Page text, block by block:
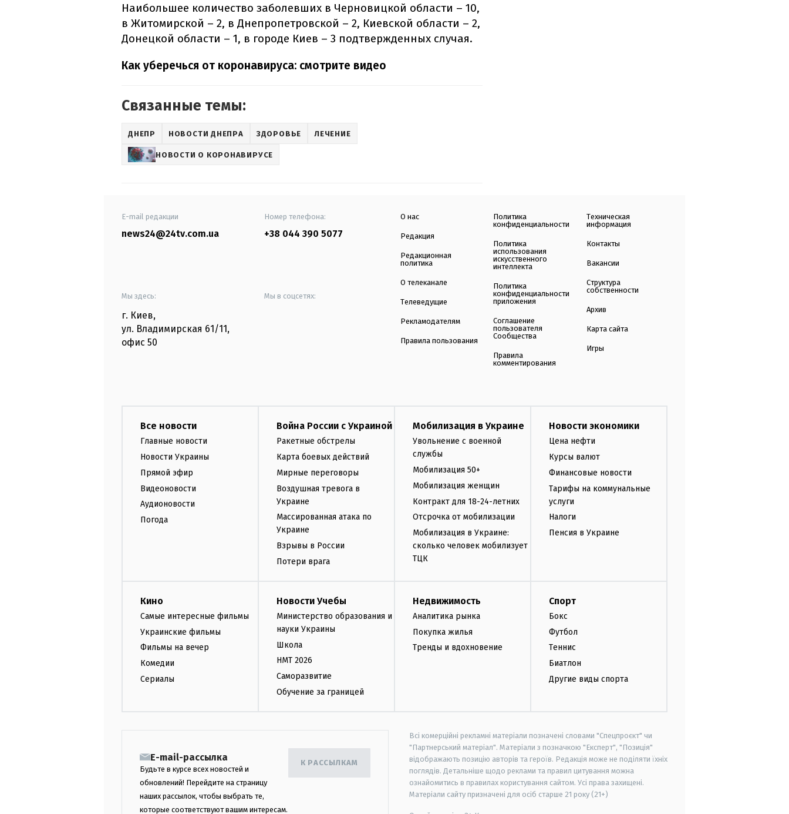
Наибольшее количество заболевших в Черновицкой области – 10,
в Житомирской – 2, в Днепропетровской – 2, Киевской области – 2,
Донецкой области – 1, в городе Киев – 3 подтвержденных случая.
Как уберечься от коронавируса: смотрите видео
Связанные темы:
ДНЕПР НОВОСТИ ДНЕПРА ЗДОРОВЬЕ ЛЕЧЕНИЕ
НОВОСТИ О КОРОНАВИРУСЕ
E-mail редакции
news24@24tv.com.ua
Номер телефона:
+38 044 390 5077
Мы здесь:
г. Киев,
ул. Владимирская 61/11,
офис 50
Мы в соцсетях:
О нас
Редакция
Редакционная
политика
О телеканале
Телеведущие
Рекламодателям
Правила пользования
Политика
конфиденциальности
Политика
использования
искусственного
интеллекта
Политика
конфиденциальности
приложения
Соглашение
пользователя
Сообщества
Правила
комментирования
Техническая
информация
Контакты
Вакансии
Структура
собственности
Архив
Карта сайта
Игры
Все новости
Главные новости
Новости Украины
Прямой эфир
Видеоновости
Аудионовости
Погода
Война России с Украиной
Ракетные обстрелы
Карта боевых действий
Мирные переговоры
Воздушная тревога в
Украине
Массированная атака по
Украине
Взрывы в России
Потери врага
Мобилизация в Украине
Увольнение с военной
службы
Мобилизация 50+
Мобилизация женщин
Контракт для 18-24-летних
Отсрочка от мобилизации
Мобилизация в Украине:
сколько человек мобилизует
ТЦК
Новости экономики
Цена нефти
Курсы валют
Финансовые новости
Тарифы на коммунальные
услуги
Налоги
Пенсия в Украине
Кино
Самые интересные фильмы
Украинские фильмы
Фильмы на вечер
Комедии
Сериалы
Новости Учебы
Министерство образования и
науки Украины
Школа
НМТ 2026
Саморазвитие
Обучение за границей
Недвижимость
Аналитика рынка
Покупка жилья
Тренды и вдохновение
Спорт
Бокс
Футбол
Теннис
Биатлон
Другие виды спорта
E-mail-рассылка
Будьте в курсе всех новостей и
обновлений! Перейдите на страницу
наших рассылок, чтобы выбрать те,
которые соответствуют вашим интересам.
К РАССЫЛКАМ
Всі комерційні рекламні матеріали позначені словами "Спецпроєкт" чи
"Партнерський матеріал". Матеріали з позначкою "Експерт", "Позиція"
відображають позицію авторів та героїв. Редакція може не поділяти їхніх
поглядів. Детальніше щодо реклами та правил цитування можна
ознайомитись в правилах користування сайтом. Усі права захищені.
Матеріали сайту призначені для осіб старше 21 року (21+)